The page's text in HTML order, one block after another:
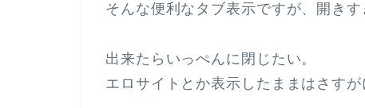
そんな便利なタブ表示ですが、開きす
出来たらいっぺんに閉じたい。
エロサイトとか表示したままはさすが